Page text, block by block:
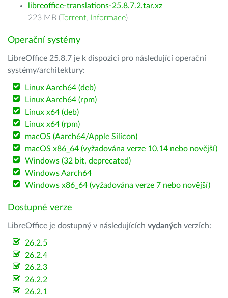
libreoffice-translations-25.8.7.2.tar.xz
223 MB (Torrent, Informace)
Operační systémy
LibreOffice 25.8.7 je k dispozici pro následující operační
systémy/architektury:
Linux Aarch64 (deb)
Linux Aarch64 (rpm)
Linux x64 (deb)
Linux x64 (rpm)
macOS (Aarch64/Apple Silicon)
macOS x86_64 (vyžadována verze 10.14 nebo novější)
Windows (32 bit, deprecated)
Windows Aarch64
Windows x86_64 (vyžadována verze 7 nebo novější)
Dostupné verze
LibreOffice je dostupný v následujících vydaných verzích:
26.2.5
26.2.4
26.2.3
26.2.2
26.2.1